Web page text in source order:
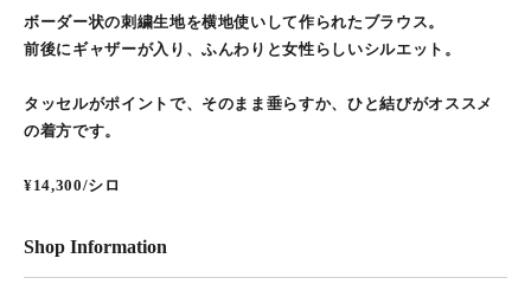
ボーダー状の刺繍生地を横地使いして作られたブラウス。
前後にギャザーが入り、ふんわりと女性らしいシルエット。
タッセルがポイントで、そのまま垂らすか、ひと結びがオススメ
の着方です。
¥14,300/シロ
Shop Information